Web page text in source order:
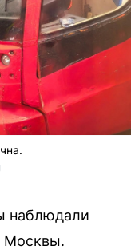
наблюдали
Москвы.